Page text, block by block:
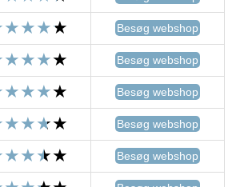
Besøg webshop
Besøg webshop
Besøg webshop
Besøg webshop
Besøg webshop